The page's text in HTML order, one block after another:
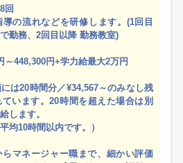
回
の流れなどを研修します。(1回目
勤務、2回目以降 勤務教室)
～448,300円+学力給最大2万円
は20時間分／¥34,567～のみなし残
います。20時間を超えた場合は別
します。
均10時間以内です。）
マネージャー職まで、細かい評価